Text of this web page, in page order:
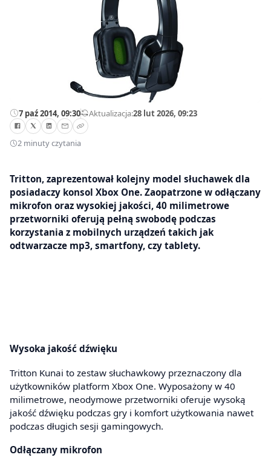
7 paź 2014, 09:30—Aktualizacja:28 lut 2026, 09:23
2 minuty czytania
Tritton, zaprezentował kolejny model słuchawek dla
posiadaczy konsol Xbox One. Zaopatrzone w odłączany
mikrofon oraz wysokiej jakości, 40 milimetrowe
przetworniki oferują pełną swobodę podczas
korzystania z mobilnych urządzeń takich jak
odtwarzacze mp3, smartfony, czy tablety.
Wysoka jakość dźwięku
Tritton Kunai to zestaw słuchawkowy przeznaczony dla
użytkowników platform Xbox One. Wyposażony w 40
milimetrowe, neodymowe przetworniki oferuje wysoką
jakość dźwięku podczas gry i komfort użytkowania nawet
podczas długich sesji gamingowych.
Odłączany mikrofon